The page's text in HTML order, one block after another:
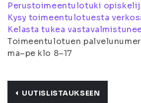
Perustoimeentulotuki
Kysy toimeentulotuesta
Kelasta tukea
Toimeentulotuen
ma–pe klo 8–17
UUTISLISTAUKSEEN